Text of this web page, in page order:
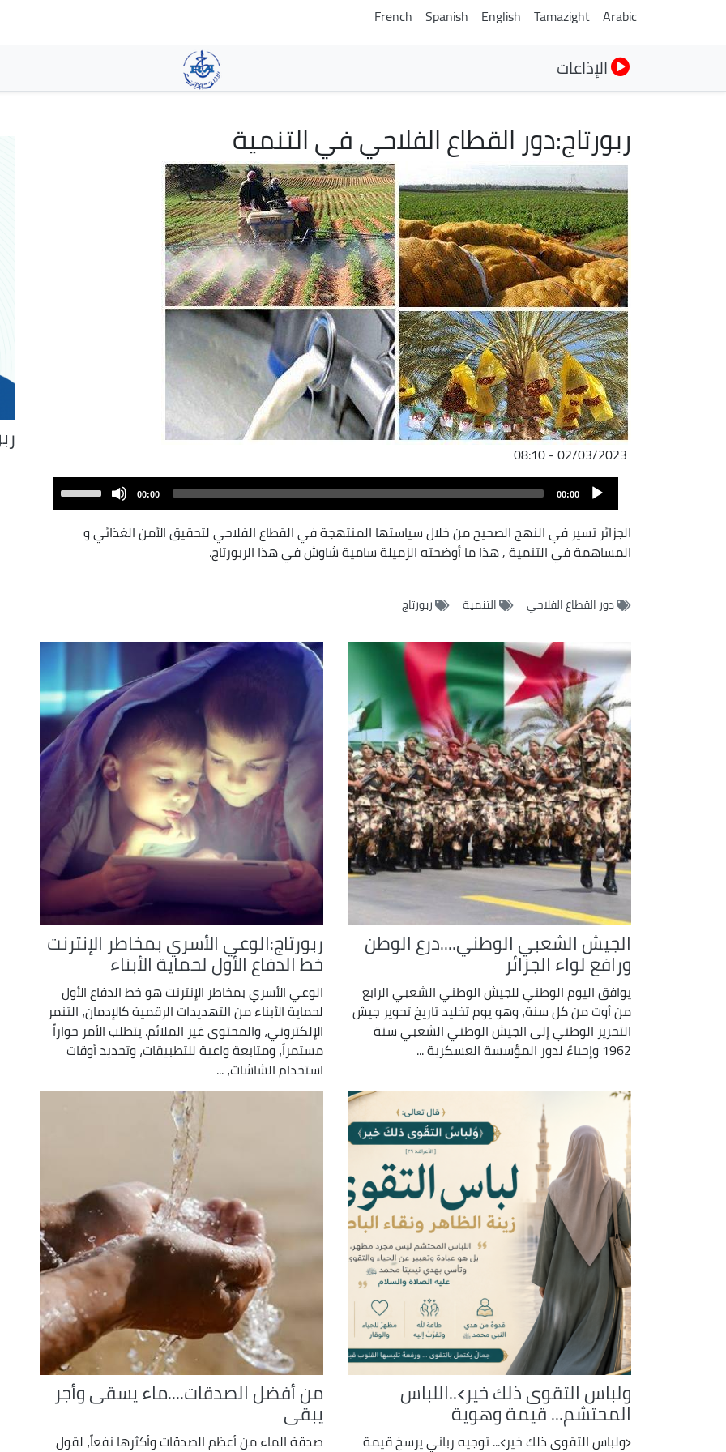
Arabic
Tamazight
English
Spanish
French
الإذاعات
ربورتاج:دور القطاع الفلاحي في التنمية
الصورة
02/03/2023 - 08:10
ملف
الصوت
Audio
Player
00:00
00:00
volume.
الجزائر تسير في النهج الصحيح من خلال سياستها المنتهجة في القطاع الفلاحي لتحقيق الأمن الغذائي و
المساهمة في التنمية , هذا ما أوضحته الزميلة سامية شاوش في هذا الربورتاج.
دور القطاع الفلاحي التنمية ربورتاج
الجيش الشعبي الوطني....درع الوطن
ورافع لواء الجزائر
يوافق اليوم الوطني للجيش الوطني الشعبي الرابع
من أوت من كل سنة، وهو يوم تخليد تاريخ تحوير جيش
التحرير الوطني إلى الجيش الوطني الشعبي سنة
1962 وإحياءً لدور المؤسسة العسكرية ...
ربورتاج:الوعي الأسري بمخاطر الإنترنت
خط الدفاع الأول لحماية الأبناء
الوعي الأسري بمخاطر الإنترنت هو خط الدفاع الأول
لحماية الأبناء من التهديدات الرقمية كالإدمان، التنمر
الإلكتروني، والمحتوى غير الملائم. يتطلب الأمر حواراً
مستمراً، ومتابعة واعية للتطبيقات، وتحديد أوقات
استخدام الشاشات، ...
ولباس التقوى ذلك خير﴾..اللباس
المحتشم... قيمة وهوية
﴿ولباس التقوى ذلك خير﴾... توجيه رباني يرسخ قيمة
من أفضل الصدقات....ماء يسقى وأجر
يبقى
صدقة الماء من أعظم الصدقات وأكثرها نفعاً، لقول